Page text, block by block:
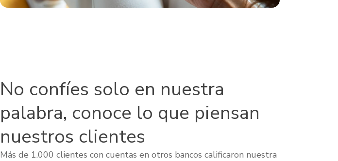
No confíes solo en nuestra
palabra, conoce lo que piensan
nuestros clientes
Más de 1.000 clientes con cuentas en otros bancos calificaron nuestra